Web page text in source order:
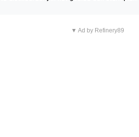
▼ Ad by Refinery89